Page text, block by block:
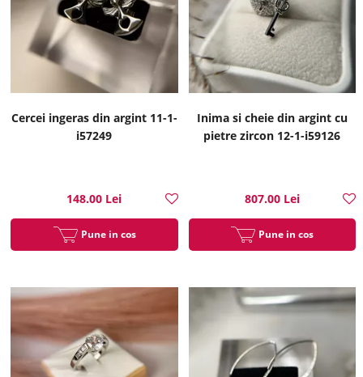
Cercei ingeras din argint 11-1-
i57249
148.00 Lei
Pune in cos
Inima si cheie din argint cu
pietre zircon 12-1-i59126
807.00 Lei
Pune in cos